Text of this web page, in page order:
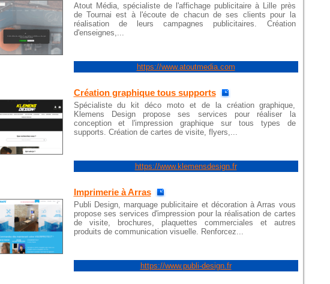
Atout Média, spécialiste de l'affichage publicitaire à Lille près
de Tournai est à l'écoute de chacun de ses clients pour la
réalisation de leurs campagnes publicitaires. Création
d'enseignes,...
https://www.atoutmedia.com
Création graphique tous supports
Spécialiste du kit déco moto et de la création graphique,
Klemens Design propose ses services pour réaliser la
conception et l'impression graphique sur tous types de
supports. Création de cartes de visite, flyers,...
https://www.klemensdesign.fr
Imprimerie à Arras
Publi Design, marquage publicitaire et décoration à Arras vous
propose ses services d'impression pour la réalisation de cartes
de visite, brochures, plaquettes commerciales et autres
produits de communication visuelle. Renforcez...
https://www.publi-design.fr